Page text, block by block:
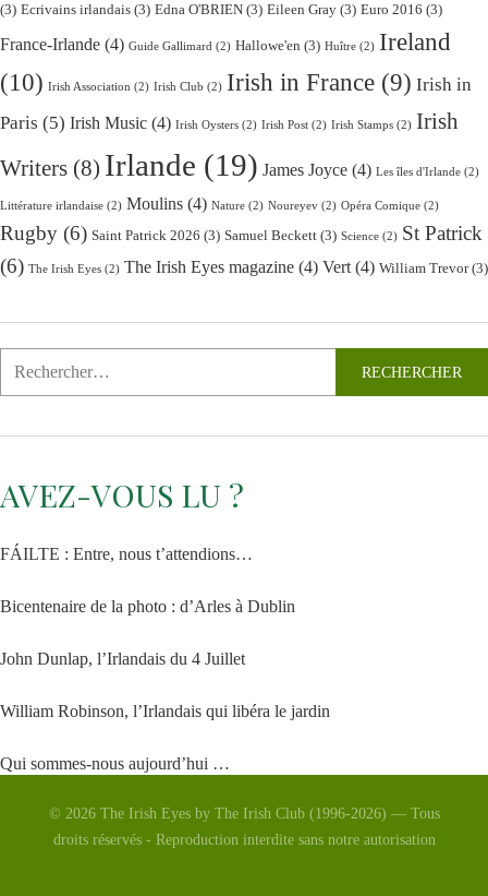
(3) Ecrivains irlandais (3) Edna O'BRIEN (3) Eileen Gray (3) Euro 2016 (3)
France-Irlande (4) Guide Gallimard (2) Hallowe'en (3) Huître (2) Ireland
(10) Irish Association (2) Irish Club (2) Irish in France (9) Irish in
Paris (5) Irish Music (4) Irish Oysters (2) Irish Post (2) Irish Stamps (2) Irish
Writers (8) Irlande (19) James Joyce (4) Les îles d'Irlande (2)
Littérature irlandaise (2) Moulins (4) Nature (2) Noureyev (2) Opéra Comique (2)
Rugby (6) Saint Patrick 2026 (3) Samuel Beckett (3) Science (2) St Patrick
(6) The Irish Eyes (2) The Irish Eyes magazine (4) Vert (4) William Trevor(3)
AVEZ-VOUS LU ?
FÁILTE : Entre, nous t’attendions…
Bicentenaire de la photo : d’Arles à Dublin
John Dunlap, l’Irlandais du 4 Juillet
William Robinson, l’Irlandais qui libéra le jardin
Qui sommes-nous aujourd’hui …
La Vénus d’Arles
© 2026 The Irish Eyes by The Irish Club (1996-2026) — Tous
droits réservés - Reproduction interdite sans notre autorisation